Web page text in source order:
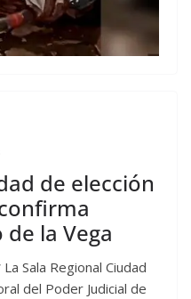
de elección
la Vega
Sala Regional Ciudad
del Poder Judicial de